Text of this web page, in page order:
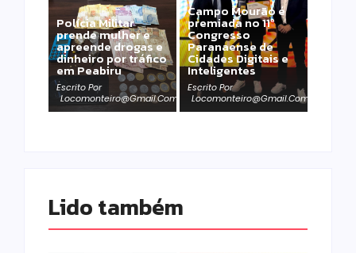
Polícia Militar
prende mulher e
apreende drogas e
dinheiro por tráfico
em Peabiru
Escrito Por
Locomonteiro@gmail.com
Campo Mourão é
premiada no 11º
Congresso
Paranaense de
Cidades Digitais e
Inteligentes
Escrito Por
Locomonteiro@gmail.com
Lido também